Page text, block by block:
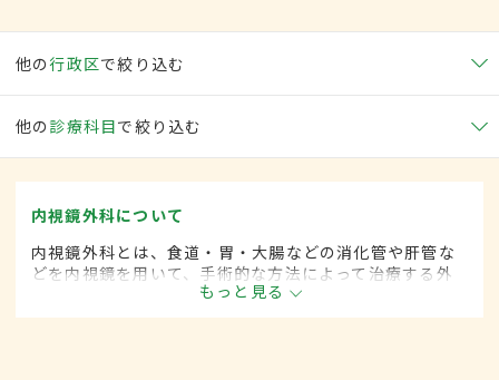
他の行政区で絞り込む
他の 診療科目で絞り込む
内視鏡外科について
内視鏡外科とは、食道・胃・大腸などの消化管や肝管な
どを内視鏡を用いて、手術的な方法によって治療する外
科の一領域です。胃がん、大腸がん、肺がん、甲状腺が
ん、肝臓がんなどさまざまな領域に広がってきていま
もっと見る